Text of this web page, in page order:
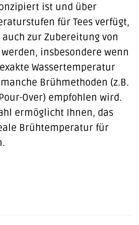
ist und über
für Tees verfügt,
zur Zubereitung von
insbesondere wenn
Wassertemperatur
Brühmethoden (z.B.
Over) empfohlen wird.
ermöglicht Ihnen, das
Brühtemperatur für